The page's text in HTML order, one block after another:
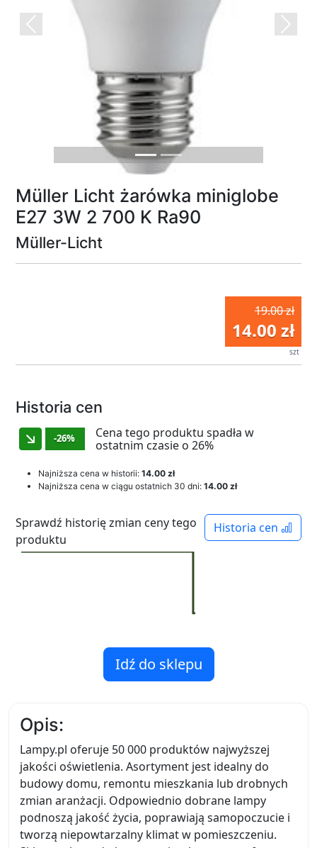
Previous Next
Müller Licht żarówka miniglobe
E27 3W 2 700 K Ra90
Müller-Licht
19.00 zł
14.00 zł
szt
Historia cen
-26%
Cena tego produktu spadła w
ostatnim czasie o 26%
Najniższa cena w historii: 14.00 zł
Najniższa cena w ciągu ostatnich 30 dni: 14.00 zł
Historia cen
Sprawdź historię zmian ceny tego
produktu
Idź do sklepu
Opis:
Lampy.pl oferuje 50 000 produktów najwyższej
jakości oświetlenia. Asortyment jest idealny do
budowy domu, remontu mieszkania lub drobnych
zmian aranżacji. Odpowiednio dobrane lampy
podnoszą jakość życia, poprawiają samopoczucie i
tworzą niepowtarzalny klimat w pomieszczeniu.